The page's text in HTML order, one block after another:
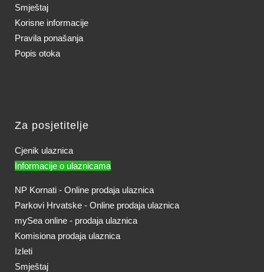
Smještaj
Korisne informacije
Pravila ponašanja
Popis otoka
Za posjetitelje
Cjenik ulaznica
Informacije o ulaznicama
NP Kornati - Online prodaja ulaznica
Parkovi Hrvatske - Online prodaja ulaznica
mySea online - prodaja ulaznica
Komisiona prodaja ulaznica
Izleti
Smještaj